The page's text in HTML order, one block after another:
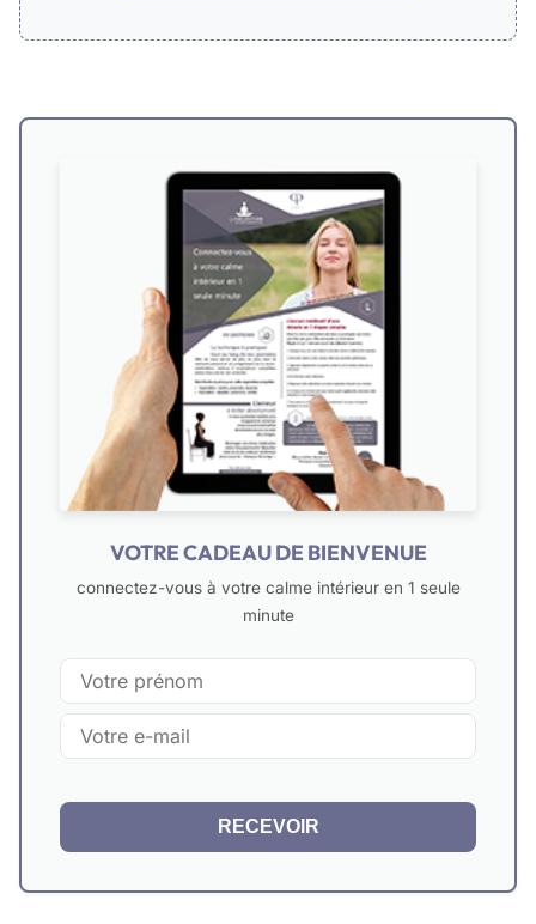
VOTRE CADEAU DE BIENVENUE
connectez-vous à votre calme intérieur en 1 seule
minute
RECEVOIR